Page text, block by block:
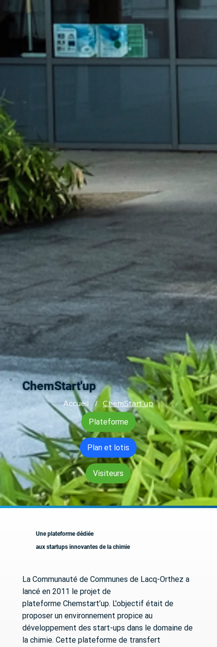
ChemStart'up
Accueil / ChemStart'up
Plateforme
Plan et lotis
Visiteurs
Une plateforme dédiée
aux startups innovantes de la chimie
La Communauté de Communes de Lacq-Orthez a
lancé en 2011 le projet de
plateforme Chemstart’up. L'objectif était de
proposer un environnement propice au
développement des start-ups dans le domaine de
la chimie. Cette plateforme de transfert